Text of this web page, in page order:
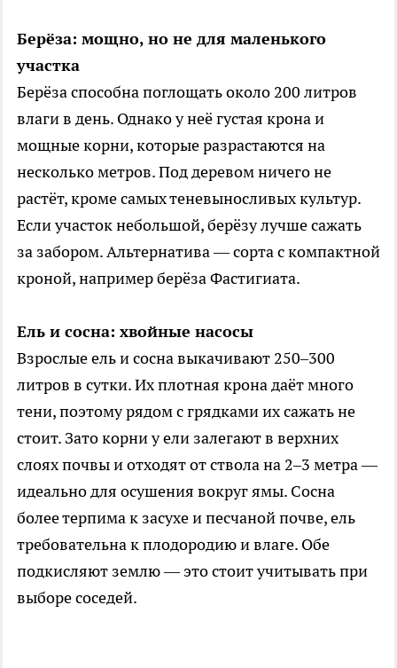
Берёза: мощно, но не для маленького
участка
Берёза способна поглощать около 200 литров
влаги в день. Однако у неё густая крона и
мощные корни, которые разрастаются на
несколько метров. Под деревом ничего не
растёт, кроме самых теневыносливых культур.
Если участок небольшой, берёзу лучше сажать
за забором. Альтернатива — сорта с компактной
кроной, например берёза Фастигиата.
Ель и сосна: хвойные насосы
Взрослые ель и сосна выкачивают 250–300
литров в сутки. Их плотная крона даёт много
тени, поэтому рядом с грядками их сажать не
стоит. Зато корни у ели залегают в верхних
слоях почвы и отходят от ствола на 2–3 метра —
идеально для осушения вокруг ямы. Сосна
более терпима к засухе и песчаной почве, ель
требовательна к плодородию и влаге. Обе
подкисляют землю — это стоит учитывать при
выборе соседей.